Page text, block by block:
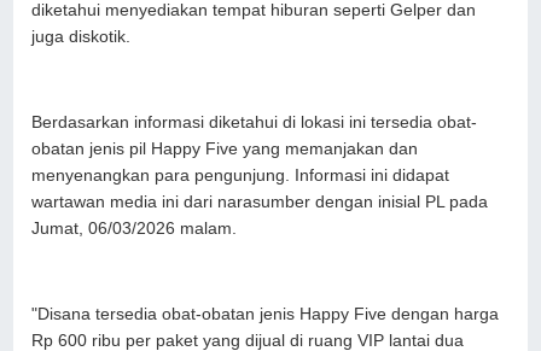
diketahui menyediakan tempat hiburan seperti Gelper dan
juga diskotik.
Berdasarkan informasi diketahui di lokasi ini tersedia obat-
obatan jenis pil Happy Five yang memanjakan dan
menyenangkan para pengunjung. Informasi ini didapat
wartawan media ini dari narasumber dengan inisial PL pada
Jumat, 06/03/2026 malam.
"Disana tersedia obat-obatan jenis Happy Five dengan harga
Rp 600 ribu per paket yang dijual di ruang VIP lantai dua